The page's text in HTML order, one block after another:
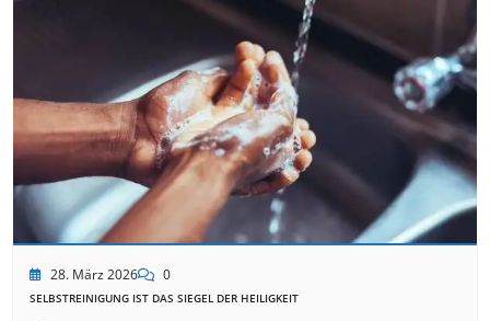
28. März 2026 0
SELBSTREINIGUNG IST DAS SIEGEL DER HEILIGKEIT